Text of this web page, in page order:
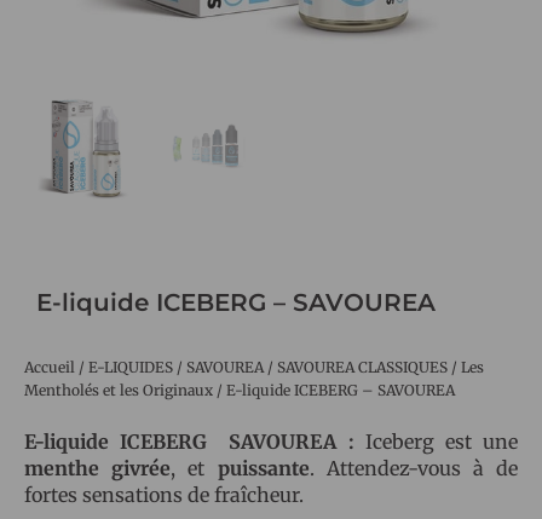
E-liquide ICEBERG – SAVOUREA
Accueil / E-LIQUIDES / SAVOUREA/ SAVOUREA CLASSIQUES / Les
Mentholés et les Originaux / E-liquide ICEBERG – SAVOUREA
E-liquide ICEBERG SAVOUREA : Iceberg est une
menthe givrée, et puissante. Attendez-vous à de
fortes sensations de fraîcheur.